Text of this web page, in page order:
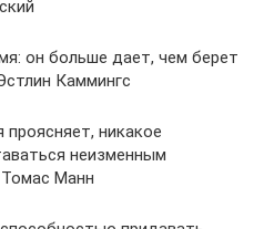
он больше дает, чем берет
Каммингс
проясняет, никакое
неизменным
Манн